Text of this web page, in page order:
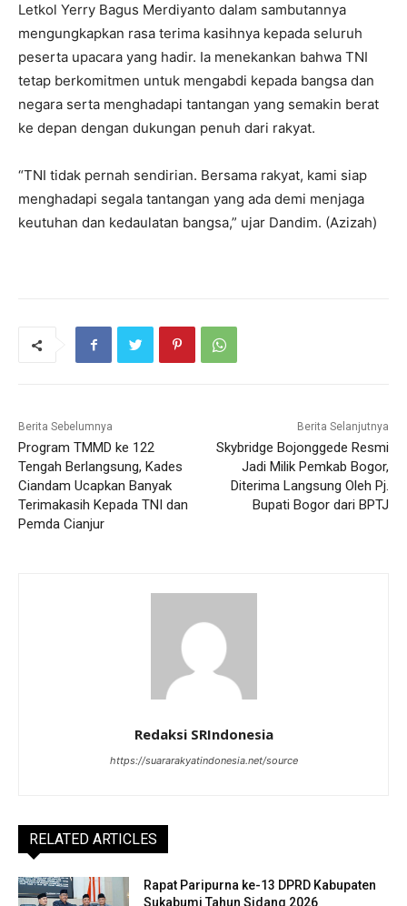
Letkol Yerry Bagus Merdiyanto dalam sambutannya
mengungkapkan rasa terima kasihnya kepada seluruh
peserta upacara yang hadir. Ia menekankan bahwa TNI
tetap berkomitmen untuk mengabdi kepada bangsa dan
negara serta menghadapi tantangan yang semakin berat
ke depan dengan dukungan penuh dari rakyat.
“TNI tidak pernah sendirian. Bersama rakyat, kami siap
menghadapi segala tantangan yang ada demi menjaga
keutuhan dan kedaulatan bangsa,” ujar Dandim. (Azizah)
Berita Sebelumnya
Program TMMD ke 122
Tengah Berlangsung, Kades
Ciandam Ucapkan Banyak
Terimakasih Kepada TNI dan
Pemda Cianjur
Berita Selanjutnya
Skybridge Bojonggede Resmi
Jadi Milik Pemkab Bogor,
Diterima Langsung Oleh Pj.
Bupati Bogor dari BPTJ
Redaksi SRIndonesia
https://suararakyatindonesia.net/source
RELATED ARTICLES
Rapat Paripurna ke-13 DPRD Kabupaten
Sukabumi Tahun Sidang 2026